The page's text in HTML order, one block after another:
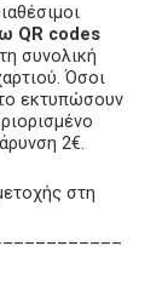
QR codes
συνολική
Όσοι
εκτυπώσουν
2€.
στη